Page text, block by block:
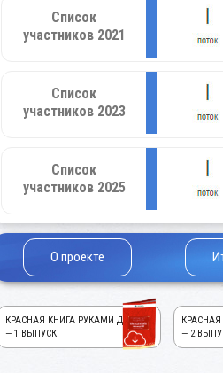
Список
участников 2021
Список
участников 2023
Список
участников 2025
О проекте
КРАСНАЯ КНИГА РУКАМИ ДЕТЕЙ!
— 1 ВЫПУСК
— 2